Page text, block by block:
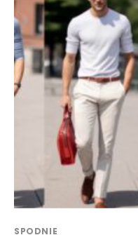
SPODNIE